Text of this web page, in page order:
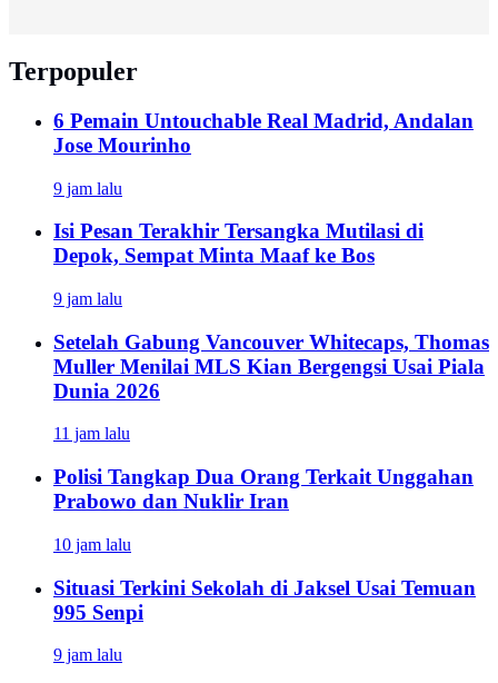
Terpopuler
6 Pemain Untouchable Real Madrid, Andalan
Jose Mourinho
9 jam lalu
Isi Pesan Terakhir Tersangka Mutilasi di
Depok, Sempat Minta Maaf ke Bos
9 jam lalu
Setelah Gabung Vancouver Whitecaps, Thomas
Muller Menilai MLS Kian Bergengsi Usai Piala
Dunia 2026
11 jam lalu
Polisi Tangkap Dua Orang Terkait Unggahan
Prabowo dan Nuklir Iran
10 jam lalu
Situasi Terkini Sekolah di Jaksel Usai Temuan
995 Senpi
9 jam lalu